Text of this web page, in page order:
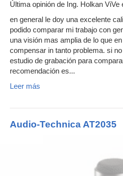
Última opinión de Ing. Holkan ViVe
en general le doy una excelente
podido comparar mi trabajo con
una visión mas amplia de lo que
compensar in tanto problema. si
estudio de grabación para
recomendación es...
Leer más
Audio-Technica AT2035